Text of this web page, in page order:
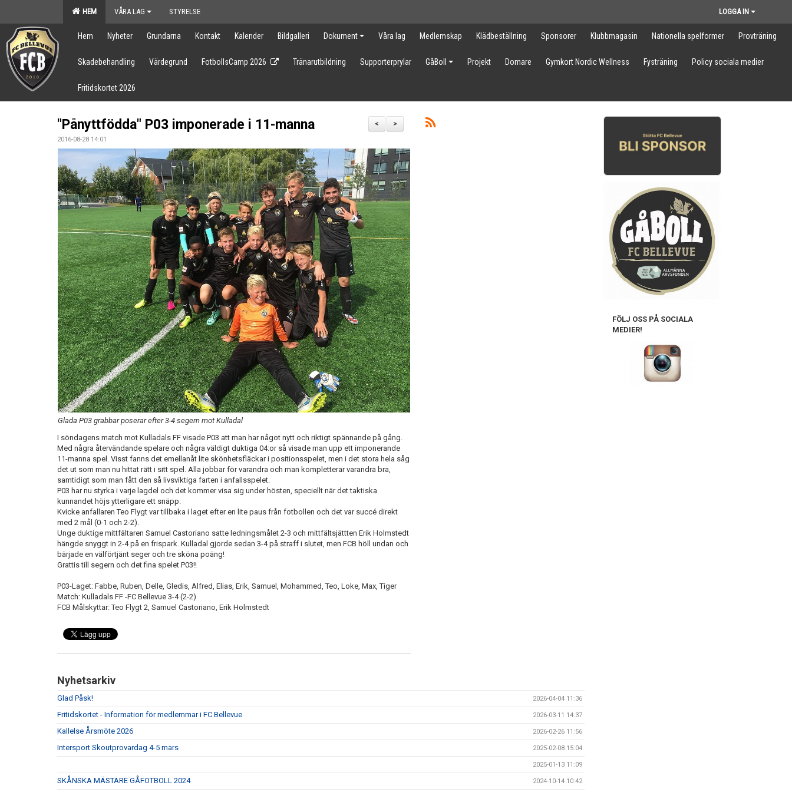
HEM VÅRA LAG STYRELSE LOGGA IN
Hem Nyheter Grundarna Kontakt Kalender Bildgalleri Dokument Våra lag Medlemskap Klädbeställning Sponsorer Klubbmagasin Nationella spelformer Provträning
Skadebehandling Värdegrund FotbollsCamp 2026 Tränarutbildning Supporterprylar GåBoll Projekt Domare Gymkort Nordic Wellness Fysträning Policy sociala medier
Fritidskortet 2026
>
<
"Pånyttfödda" P03 imponerade i 11-manna
2016-08-28 14:01
Glada P03 grabbar poserar efter 3-4 segern mot Kulladal
I söndagens match mot Kulladals FF visade P03 att man har något nytt och riktigt spännande på gång.
Med några återvändande spelare och några väldigt duktiga 04:or så visade man upp ett imponerande
11-manna spel. Visst fanns det emellanåt lite skönhetsfläckar i positionsspelet, men i det stora hela såg
det ut som man nu hittat rätt i sitt spel. Alla jobbar för varandra och man kompletterar varandra bra,
samtidigt som man fått den så livsviktiga farten i anfallsspelet.
P03 har nu styrka i varje lagdel och det kommer visa sig under hösten, speciellt när det taktiska
kunnandet höjs ytterligare ett snäpp.
Kvicke anfallaren Teo Flygt var tillbaka i laget efter en lite paus från fotbollen och det var succé direkt
med 2 mål (0-1 och 2-2).
Unge duktige mittfältaren Samuel Castoriano satte ledningsmålet 2-3 och mittfältsjättten Erik Holmstedt
hängde snyggt in 2-4 på en frispark. Kulladal gjorde sedan 3-4 på straff i slutet, men FCB höll undan och
bärjade en välförtjänt seger och tre sköna poäng!
Grattis till segern och det fina spelet P03!!
P03-Laget: Fabbe, Ruben, Delle, Gledis, Alfred, Elias, Erik, Samuel, Mohammed, Teo, Loke, Max, Tiger
Match: Kulladals FF -FC Bellevue 3-4 (2-2)
FCB Målskyttar: Teo Flygt 2, Samuel Castoriano, Erik Holmstedt
Nyhetsarkiv
Glad Påsk! 2026-04-04 11:36
Fritidskortet - Information för medlemmar i FC Bellevue 2026-03-11 14:37
Kallelse Årsmöte 2026 2026-02-26 11:56
Intersport Skoutprovardag 4-5 mars 2025-02-08 15:04
2025-01-13 11:09
SKÅNSKA MÄSTARE GÅFOTBOLL 2024 2024-10-14 10:42
FÖLJ OSS PÅ SOCIALA
MEDIER!